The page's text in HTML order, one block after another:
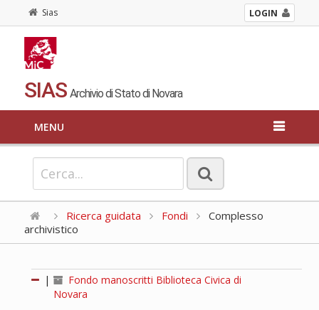
Sias LOGIN
SIAS Archivio di Stato di Novara
MENU
Ricerca guidata Fondi
Complesso
archivistico
|
Fondo manoscritti Biblioteca Civica di
Novara